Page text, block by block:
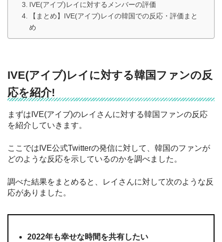
IVE(アイブ)レイに対するメンバーの評価
【まとめ】IVE(アイブ)レイの韓国での反応・評価まと
め
IVE(アイブ)レイに対する韓国ファンの反
応を紹介!
まずはIVE(アイブ)のレイさんに対する韓国ファンの反応
を紹介していきます。
ここではIVE公式Twitterの発信に対して、韓国のファンが
どのような反応を示しているのかを調べました。
調べた結果をまとめると、レイさんに対して次のような反
応がありました。
2022年も幸せな時間を共有したい